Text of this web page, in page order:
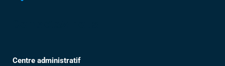
Centre administratif